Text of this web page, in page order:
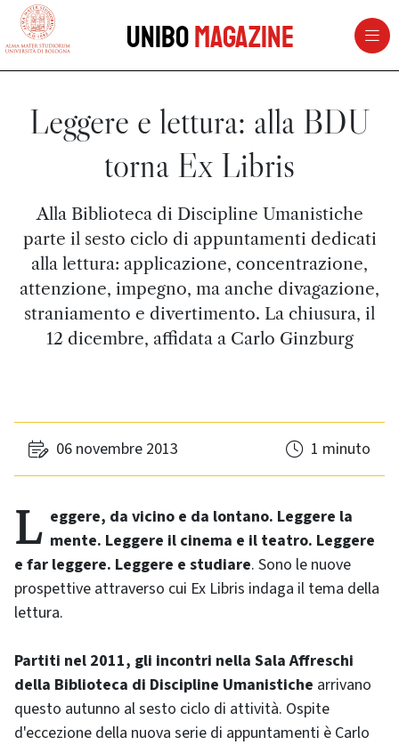
vai al contenuto della pagina
UniboMagazine
Leggere e lettura: alla BDU
torna Ex Libris
Alla Biblioteca di Discipline Umanistiche
parte il sesto ciclo di appuntamenti dedicati
alla lettura: applicazione, concentrazione,
attenzione, impegno, ma anche divagazione,
straniamento e divertimento. La chiusura, il
12 dicembre, affidata a Carlo Ginzburg
06 novembre 2013 1 minuto
Leggere, da vicino e da lontano. Leggere la mente. Leggere il cinema e il teatro. Leggere
e far leggere. Leggere e studiare. Sono le nuove
prospettive attraverso cui Ex Libris indaga il tema della
lettura.
Partiti nel 2011, gli incontri nella Sala Affreschi
della Biblioteca di Discipline Umanistiche arrivano
questo autunno al sesto ciclo di attività. Ospite
d'eccezione della nuova serie di appuntamenti è Carlo